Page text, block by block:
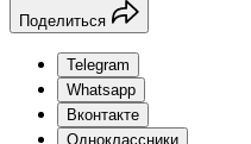
Поделиться
Telegram
Whatsapp
Вконтакте
Одноклассники